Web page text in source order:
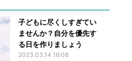
子どもに尽くしすぎてい
ませんか？自分を優先す
る日を作りましょう
2023.03.14 16:08